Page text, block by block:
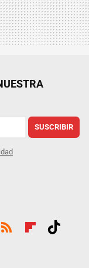
SUSCRIBIR